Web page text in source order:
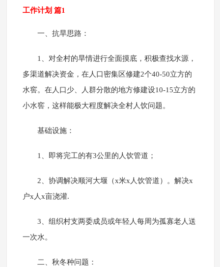
工作计划 篇1
一、抗旱思路：
1、对全村的旱情进行全面摸底，积极查找水源，
多渠道解决资金，在人口密集区修建2个40-50立方的
水窖。在人口少、人群分散的地方修建设10-15立方的
小水窖，这样能极大程度解决全村人饮问题。
基础设施：
1、即将完工的有3公里的人饮管道；
2、协调解决顺河大堰（x米x人饮管道）。解决x
户x人x亩浇灌.
3、组织村支两委成员或年轻人每周为孤寡老人送
一次水。
二、秋冬种问题：